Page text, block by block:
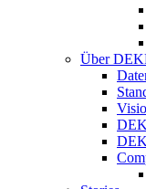
Über